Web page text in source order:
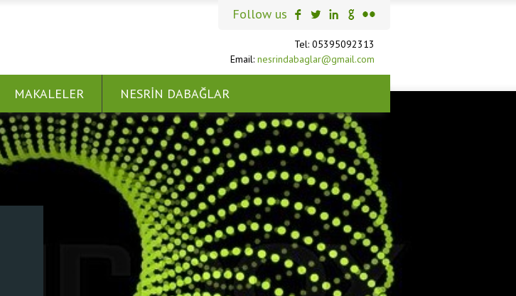
Follow us
Tel: 05395092313
Email: nesrindabaglar@gmail.com
MAKALELER NESRIN DABAĞLAR